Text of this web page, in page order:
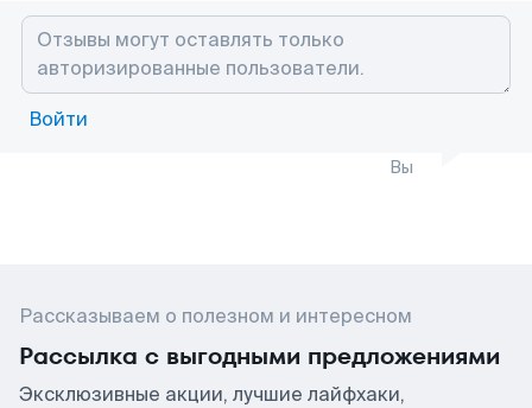
Войти
Вы
Рассказываем о полезном и интересном
Рассылка с выгодными предложениями
Эксклюзивные акции, лучшие лайфхаки,